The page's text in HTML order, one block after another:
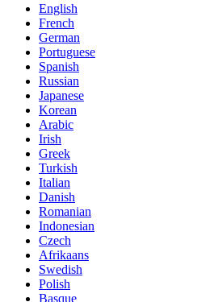
English
French
German
Portuguese
Spanish
Russian
Japanese
Korean
Arabic
Irish
Greek
Turkish
Italian
Danish
Romanian
Indonesian
Czech
Afrikaans
Swedish
Polish
Basque